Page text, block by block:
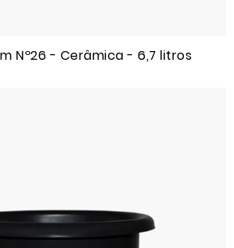
Nº26 - Cerâmica - 6,7 litros